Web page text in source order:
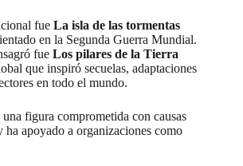
fue La isla de las tormentas
en la Segunda Guerra Mundial.
fue Los pilares de la Tierra
que inspiró secuelas, adaptaciones
en todo el mundo.
figura comprometida con causas
ha apoyado a organizaciones como